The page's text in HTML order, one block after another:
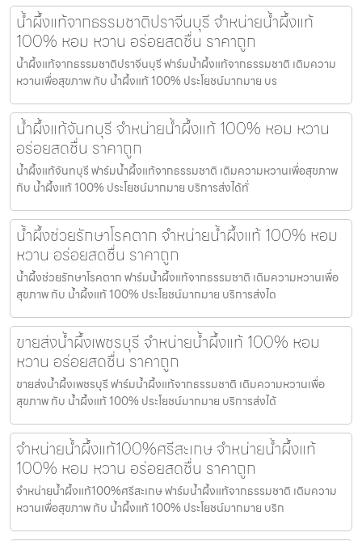
น้ำผึ้งแท้จากธรรมชาติปราจีนบุรี จำหน่ายน้ำผึ้งแท้
100% หอม หวาน อร่อยสดชื่น ราคาถูก
น้ำผึ้งแท้จากธรรมชาติปราจีนบุรี ฟาร์มน้ำผึ้งแท้จากธรรมชาติ เติมความ
หวานเพื่อสุขภาพ กับ น้ำผึ้งแท้ 100% ประโยชน์มากมาย บร
น้ำผึ้งแท้จันทบุรี จำหน่ายน้ำผึ้งแท้ 100% หอม หวาน
อร่อยสดชื่น ราคาถูก
น้ำผึ้งแท้จันทบุรี ฟาร์มน้ำผึ้งแท้จากธรรมชาติ เติมความหวานเพื่อสุขภาพ
กับ น้ำผึ้งแท้ 100% ประโยชน์มากมาย บริการส่งได้ทั่
น้ำผึ้งช่วยรักษาโรคตาก จำหน่ายน้ำผึ้งแท้ 100% หอม
หวาน อร่อยสดชื่น ราคาถูก
น้ำผึ้งช่วยรักษาโรคตาก ฟาร์มน้ำผึ้งแท้จากธรรมชาติ เติมความหวานเพื่อ
สุขภาพ กับ น้ำผึ้งแท้ 100% ประโยชน์มากมาย บริการส่งได
ขายส่งน้ำผึ้งเพชรบุรี จำหน่ายน้ำผึ้งแท้ 100% หอม
หวาน อร่อยสดชื่น ราคาถูก
ขายส่งน้ำผึ้งเพชรบุรี ฟาร์มน้ำผึ้งแท้จากธรรมชาติ เติมความหวานเพื่อ
สุขภาพ กับ น้ำผึ้งแท้ 100% ประโยชน์มากมาย บริการส่งได้
จำหน่ายน้ำผึ้งแท้100%ศรีสะเกษ จำหน่ายน้ำผึ้งแท้
100% หอม หวาน อร่อยสดชื่น ราคาถูก
จำหน่ายน้ำผึ้งแท้100%ศรีสะเกษ ฟาร์มน้ำผึ้งแท้จากธรรมชาติ เติมความ
หวานเพื่อสุขภาพ กับ น้ำผึ้งแท้ 100% ประโยชน์มากมาย บริก